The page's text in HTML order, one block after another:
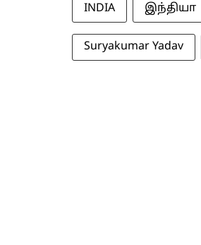
INDIA இந்தியா
Suryakumar Yadav